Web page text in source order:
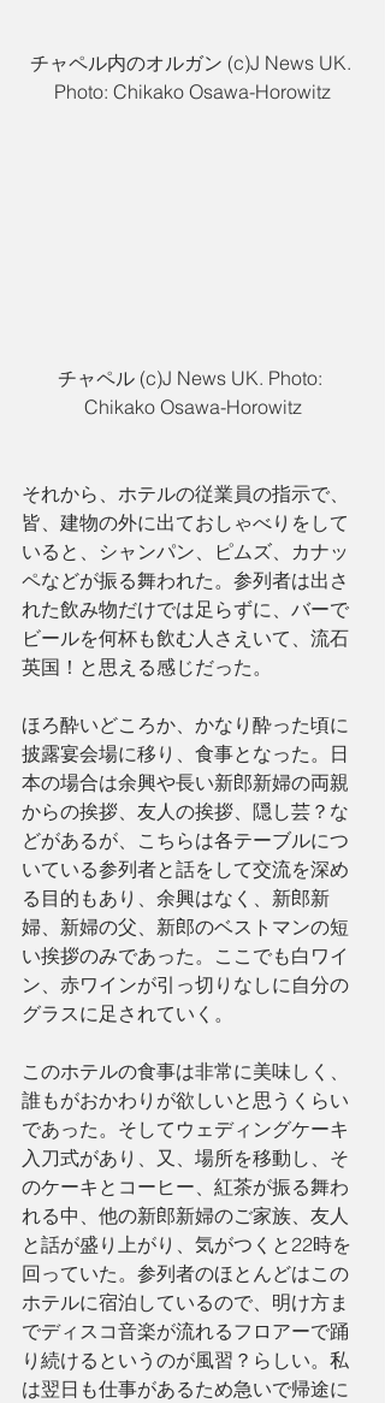
チャペル内のオルガン (c)J News UK.
Photo: Chikako Osawa-Horowitz
チャペル (c)J News UK. Photo:
Chikako Osawa-Horowitz
それから、ホテルの従業員の指示で、
皆、建物の外に出ておしゃべりをして
いると、シャンパン、ピムズ、カナッ
ペなどが振る舞われた。参列者は出さ
れた飲み物だけでは足らずに、バーで
ビールを何杯も飲む人さえいて、流石
英国！と思える感じだった。
ほろ酔いどころか、かなり酔った頃に
披露宴会場に移り、食事となった。日
本の場合は余興や長い新郎新婦の両親
からの挨拶、友人の挨拶、隠し芸？な
どがあるが、こちらは各テーブルにつ
いている参列者と話をして交流を深め
る目的もあり、余興はなく、新郎新
婦、新婦の父、新郎のベストマンの短
い挨拶のみであった。ここでも白ワイ
ン、赤ワインが引っ切りなしに自分の
グラスに足されていく。
このホテルの食事は非常に美味しく、
誰もがおかわりが欲しいと思うくらい
であった。そしてウェディングケーキ
入刀式があり、又、場所を移動し、そ
のケーキとコーヒー、紅茶が振る舞わ
れる中、他の新郎新婦のご家族、友人
と話が盛り上がり、気がつくと22時を
回っていた。参列者のほとんどはこの
ホテルに宿泊しているので、明け方ま
でディスコ音楽が流れるフロアーで踊
り続けるというのが風習？らしい。私
は翌日も仕事があるため急いで帰途に